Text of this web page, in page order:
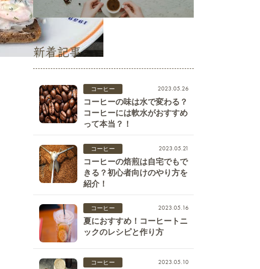
新着記事
コーヒー 2023.05.26
コーヒーの味は水で変わる？
コーヒーには軟水がおすすめ
って本当？！
コーヒー 2023.05.21
コーヒーの焙煎は自宅でもで
きる？初心者向けのやり方を
紹介！
コーヒー 2023.05.16
夏におすすめ！コーヒートニ
ックのレシピと作り方
コーヒー 2023.05.10